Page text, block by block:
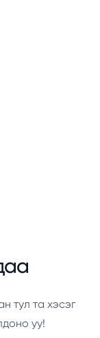
тул та хэсэг
уу!